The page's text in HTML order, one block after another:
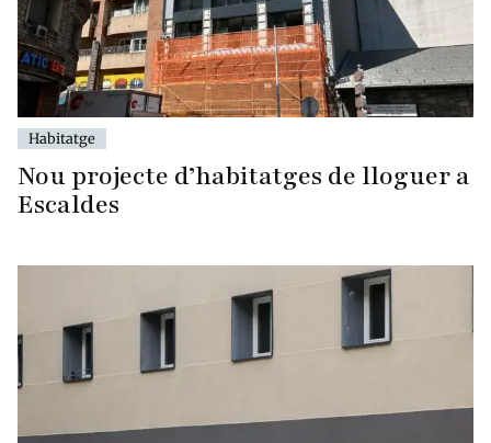
Habitatge
Nou projecte d’habitatges de lloguer a
Escaldes